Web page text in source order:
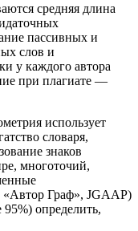
средняя длина
пассивных и
слов и
у каждого автора
при плагиате —
использует
словаря,
знаков
многоточий,
«Автор Граф», JGAAP)
определить,